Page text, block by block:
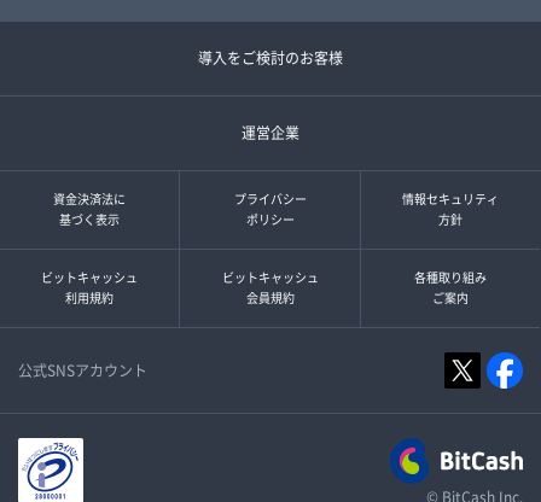
導入をご検討のお客様
運営企業
資金決済法に
基づく表示
プライバシー
ポリシー
情報セキュリティ
方針
ビットキャッシュ
利用規約
ビットキャッシュ
会員規約
各種取り組み
ご案内
公式SNSアカウント
© BitCash Inc.